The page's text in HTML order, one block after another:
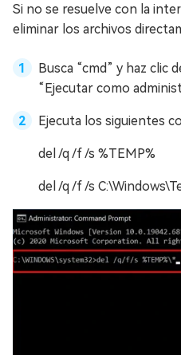
Si no se resuelve con la
eliminar los archivos
Busca “cmd” y haz clic
“Ejecutar como
Ejecuta los siguientes
del /q /f /s %TEMP%
del /q /f /s